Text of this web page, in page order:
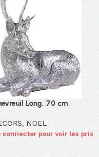
Long. 70 cm
,NOEL
connecter pour voir les prix